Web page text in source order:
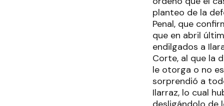
planteo de la
Penal, que
que en abril
endilgados a
Corte, al que la
le otorga o no
sorprendió a
Ilarraz, lo cual